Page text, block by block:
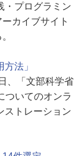
・プログラミン
カイブサイト
法」
、「文部科学省
ついてのオンラ
ストレーション